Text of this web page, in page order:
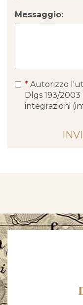
Messaggio:
* Autorizzo
Dlgs 193/
integrazioni (